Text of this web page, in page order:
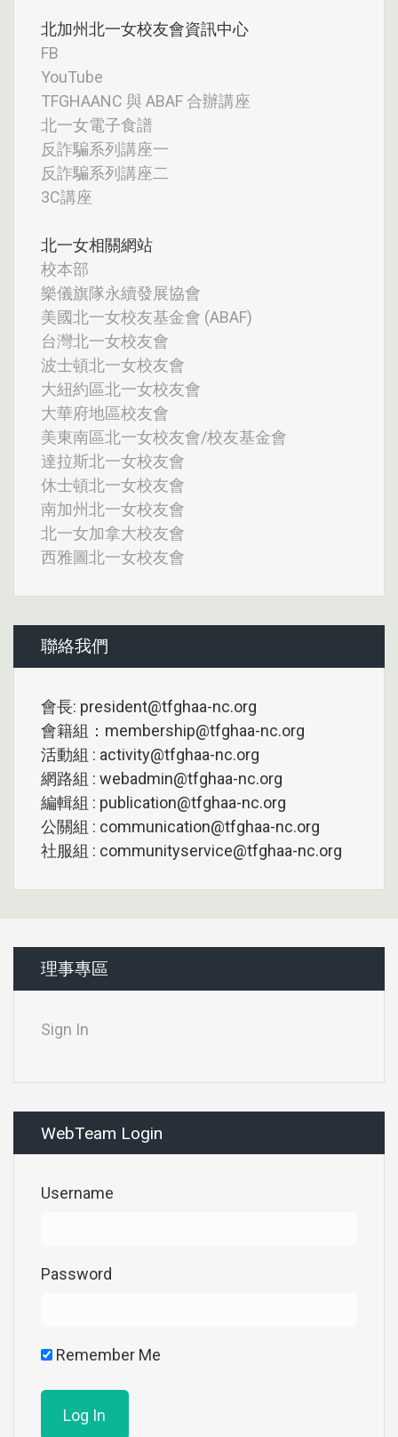
北加州北一女校友會資訊中心
FB
YouTube
TFGHAANC 與 ABAF 合辦講座
北一女電子食譜
反詐騙系列講座一
反詐騙系列講座二
3C講座
北一女相關網站
校本部
樂儀旗隊永續發展協會
美國北一女校友基金會 (ABAF)
台灣北一女校友會
波士頓北一女校友會
大紐約區北一女校友會
大華府地區校友會
美東南區北一女校友會/校友基金會
達拉斯北一女校友會
休士頓北一女校友會
南加州北一女校友會
北一女加拿大校友會
西雅圖北一女校友會
聯絡我們
會長: president@tfghaa-nc.org
會籍組：membership@tfghaa-nc.org
活動組 : activity@tfghaa-nc.org
網路組 : webadmin@tfghaa-nc.org
編輯組 : publication@tfghaa-nc.org
公關組 : communication@tfghaa-nc.org
社服組 : communityservice@tfghaa-nc.org
理事專區
Sign In
WebTeam Login
Username
Password
Remember Me